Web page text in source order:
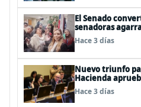
El Senado
senadoras
Hace 3 días
Nuevo triunfo
Hacienda
Megarreforma
Hace 3 días